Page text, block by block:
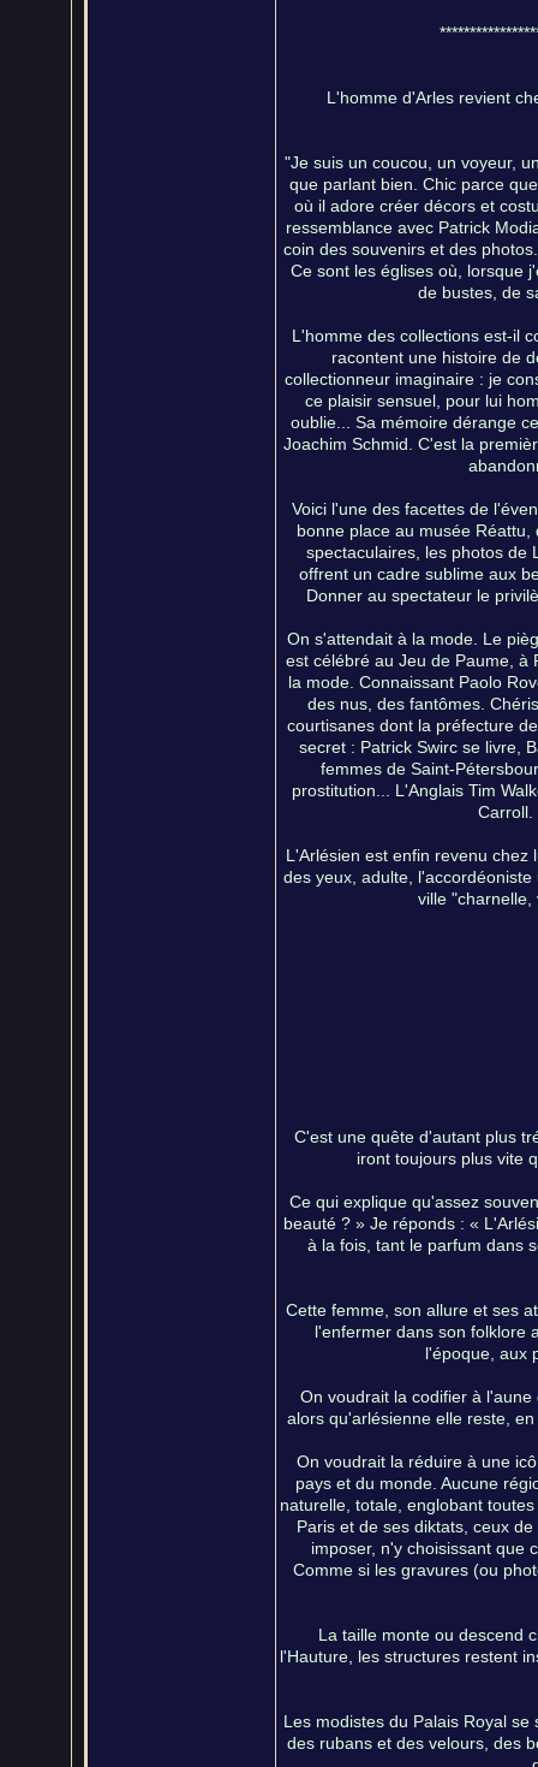
L'homme d'Arles revient
"Je suis un coucou, un voyeur,
que parlant bien. Chic parce
où il adore créer décors et
ressemblance avec Patrick
coin des souvenirs et des
Ce sont les églises où, lorsque
de bustes, de
L'homme des collections est-il
racontent une histoire de
collectionneur imaginaire : je
ce plaisir sensuel, pour lui
oublie... Sa mémoire dérange
Joachim Schmid. C'est la
Voici l'une des facettes de
bonne place au musée
spectaculaires, les photos de
offrent un cadre sublime aux
Donner au spectateur le
On s'attendait à la mode. Le
est célébré au Jeu de Paume, à
la mode. Connaissant Paolo
des nus, des fantômes.
courtisanes dont la préfecture
secret : Patrick Swirc se livre,
femmes de Saint-
prostitution... L'Anglais Tim
Carroll.
L'Arlésien est enfin revenu
des yeux, adulte,
ville "charnelle,
C'est une quête d'autant plus
iront toujours plus vite
Ce qui explique qu'assez
beauté ? » Je réponds : «
à la fois, tant le parfum dans
Cette femme, son allure et ses
l'enfermer dans son folklore
l'époque, aux
On voudrait la codifier à
alors qu'arlésienne elle reste,
On voudrait la réduire à une
pays et du monde. Aucune
naturelle, totale, englobant
Paris et de ses diktats, ceux
imposer, n'y choisissant que
Comme si les gravures (ou
La taille monte ou descend
l'Hauture, les structures restent
Les modistes du Palais Royal
des rubans et des velours, des